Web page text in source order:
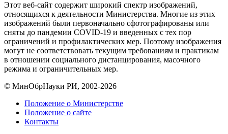
Этот веб-сайт содержит широкий спектр изображений,
относящихся к деятельности Министерства. Многие из этих
изображений были первоначально сфотографированы или
сняты до пандемии COVID-19 и введенных с тех пор
ограничений и профилактических мер. Поэтому изображения
могут не соответствовать текущим требованиям и практикам
в отношении социального дистанцирования, масочного
режима и ограничительных мер.
© МинОбрНауки РИ, 2002-2026
Положение о Министерстве
Положение о сайте
Контакты